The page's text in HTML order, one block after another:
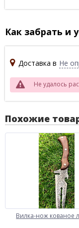
Как забрать и
Доставка в Не
Не удалось
Похожие
Вилка-нож кованое